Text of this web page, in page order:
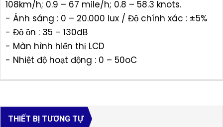
108km/h; 0.9 – 67 mile/h; 0.8 – 58.3 knots.
- Ánh sáng : 0 – 20.000 lux / Độ chính xác : ±5%
- Độ ồn : 35 – 130dB
- Màn hình hiển thị LCD
- Nhiệt độ hoạt động : 0 – 50oC
THIẾT BỊ TƯƠNG TỰ